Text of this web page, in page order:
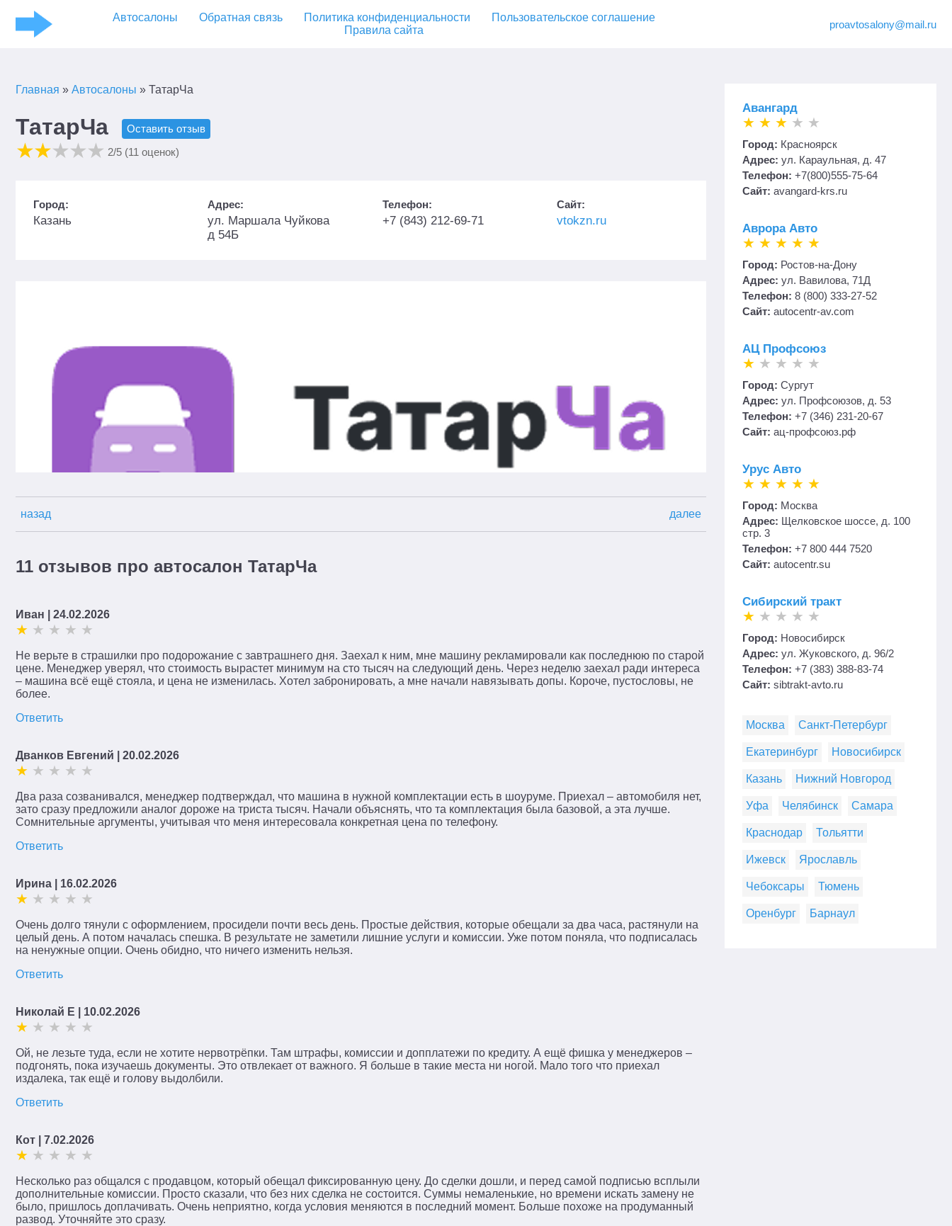
Автосалоны Обратная связь Политика конфиденциальности
Пользовательское соглашение
Правила сайта
proavtosalony@mail.ru
Главная » Автосалоны » ТатарЧа
ТатарЧа
Оставить отзыв
2/5 (11 оценок)
Город:
Казань
Адрес:
ул. Маршала Чуйкова
д 54Б
Телефон:
+7 (843) 212-69-71
Сайт:
vtokzn.ru
назад далее
11 отзывов про автосалон ТатарЧа
Иван | 24.02.2026
Не верьте в страшилки про подорожание с завтрашнего дня. Заехал к ним, мне машину рекламировали как последнюю по старой
цене. Менеджер уверял, что стоимость вырастет минимум на сто тысяч на следующий день. Через неделю заехал ради интереса
– машина всё ещё стояла, и цена не изменилась. Хотел забронировать, а мне начали навязывать допы. Короче, пустословы, не
более.
Ответить
Дванков Евгений | 20.02.2026
Два раза созванивался, менеджер подтверждал, что машина в нужной комплектации есть в шоуруме. Приехал – автомобиля нет,
зато сразу предложили аналог дороже на триста тысяч. Начали объяснять, что та комплектация была базовой, а эта лучше.
Сомнительные аргументы, учитывая что меня интересовала конкретная цена по телефону.
Ответить
Ирина | 16.02.2026
Очень долго тянули с оформлением, просидели почти весь день. Простые действия, которые обещали за два часа, растянули на
целый день. А потом началась спешка. В результате не заметили лишние услуги и комиссии. Уже потом поняла, что подписалась
на ненужные опции. Очень обидно, что ничего изменить нельзя.
Ответить
Николай Е | 10.02.2026
Ой, не лезьте туда, если не хотите нервотрёпки. Там штрафы, комиссии и допплатежи по кредиту. А ещё фишка у менеджеров –
подгонять, пока изучаешь документы. Это отвлекает от важного. Я больше в такие места ни ногой. Мало того что приехал
издалека, так ещё и голову выдолбили.
Ответить
Кот | 7.02.2026
Несколько раз общался с продавцом, который обещал фиксированную цену. До сделки дошли, и перед самой подписью всплыли
дополнительные комиссии. Просто сказали, что без них сделка не состоится. Суммы немаленькие, но времени искать замену не
было, пришлось доплачивать. Очень неприятно, когда условия меняются в последний момент. Больше похоже на продуманный
развод. Уточняйте это сразу.
Авангард
Город: Красноярск
Адрес: ул. Караульная, д. 47
Телефон: +7(800)555-75-64
Сайт: avangard-krs.ru
Аврора Авто
Город: Ростов-на-Дону
Адрес: ул. Вавилова, 71Д
Телефон: 8 (800) 333-27-52
Сайт: autocentr-av.com
АЦ Профсоюз
Город: Сургут
Адрес: ул. Профсоюзов, д. 53
Телефон: +7 (346) 231-20-67
Сайт: ац-профсоюз.рф
Урус Авто
Город: Москва
Адрес: Щелковское шоссе, д. 100
стр. 3
Телефон: +7 800 444 7520
Сайт: autocentr.su
Сибирский тракт
Город: Новосибирск
Адрес: ул. Жуковского, д. 96/2
Телефон: +7 (383) 388-83-74
Сайт: sibtrakt-avto.ru
Москва Санкт-Петербург
Екатеринбург Новосибирск
Казань Нижний Новгород
Уфа Челябинск Самара
Краснодар Тольятти
Ижевск Ярославль
Чебоксары Тюмень
Оренбург Барнаул